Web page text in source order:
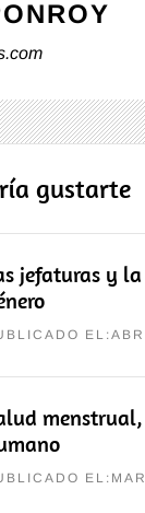
gustarte
jefaturas y